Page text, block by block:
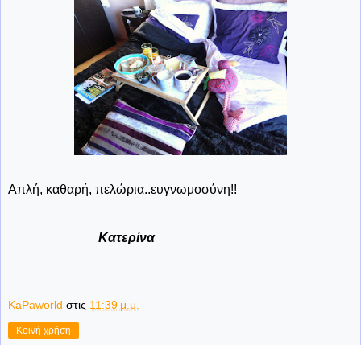
Απλή, καθαρή, πελώρια..ευγνωμοσύνη!!
Κατερίνα
KaPaworld στις 11:39 μ.μ.
Κοινή χρήση